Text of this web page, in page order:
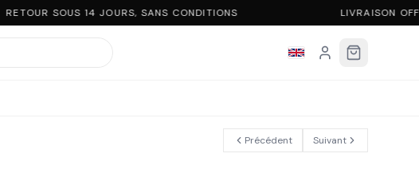
SOUS 14 JOURS, SANS CONDITIONS LIVRAISON
Précédent Suivant